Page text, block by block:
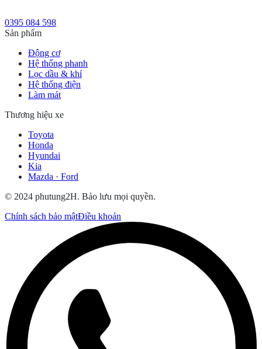
0395 084 598
Sản phẩm
Động cơ
Hệ thống phanh
Lọc dầu & khí
Hệ thống điện
Làm mát
Thương hiệu xe
Toyota
Honda
Hyundai
Kia
Mazda · Ford
© 2024 phutung2H. Bảo lưu mọi quyền.
Chính sách bảo mậtĐiều khoản